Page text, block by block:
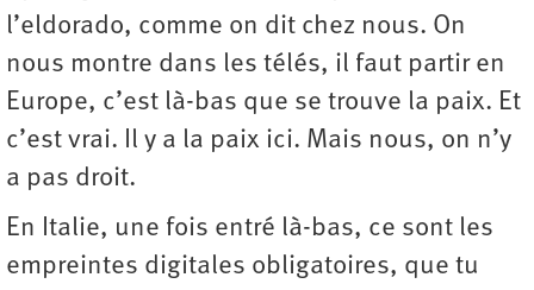
l’eldorado, comme on dit chez nous. On
nous montre dans les télés, il faut partir en
Europe, c’est là-bas que se trouve la paix. Et
c’est vrai. Il y a la paix ici. Mais nous, on n’y
a pas droit.
En Italie, une fois entré là-bas, ce sont les
empreintes digitales obligatoires, que tu